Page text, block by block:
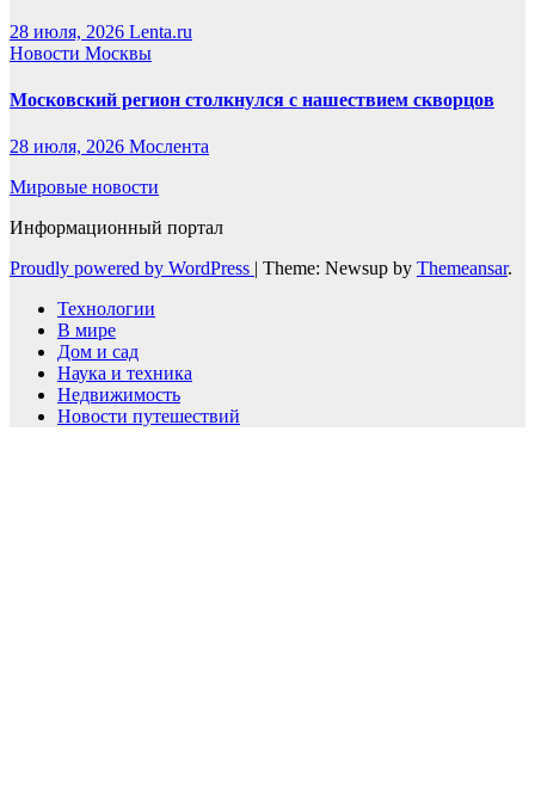
28 июля, 2026 Lenta.ru
Новости Москвы
Московский регион столкнулся с нашествием скворцов
28 июля, 2026 Мослента
Мировые новости
Информационный портал
Proudly powered by WordPress
Theme: Newsup by Themeansar.
Технологии
В мире
Дом и сад
Наука и техника
Недвижимость
Новости путешествий